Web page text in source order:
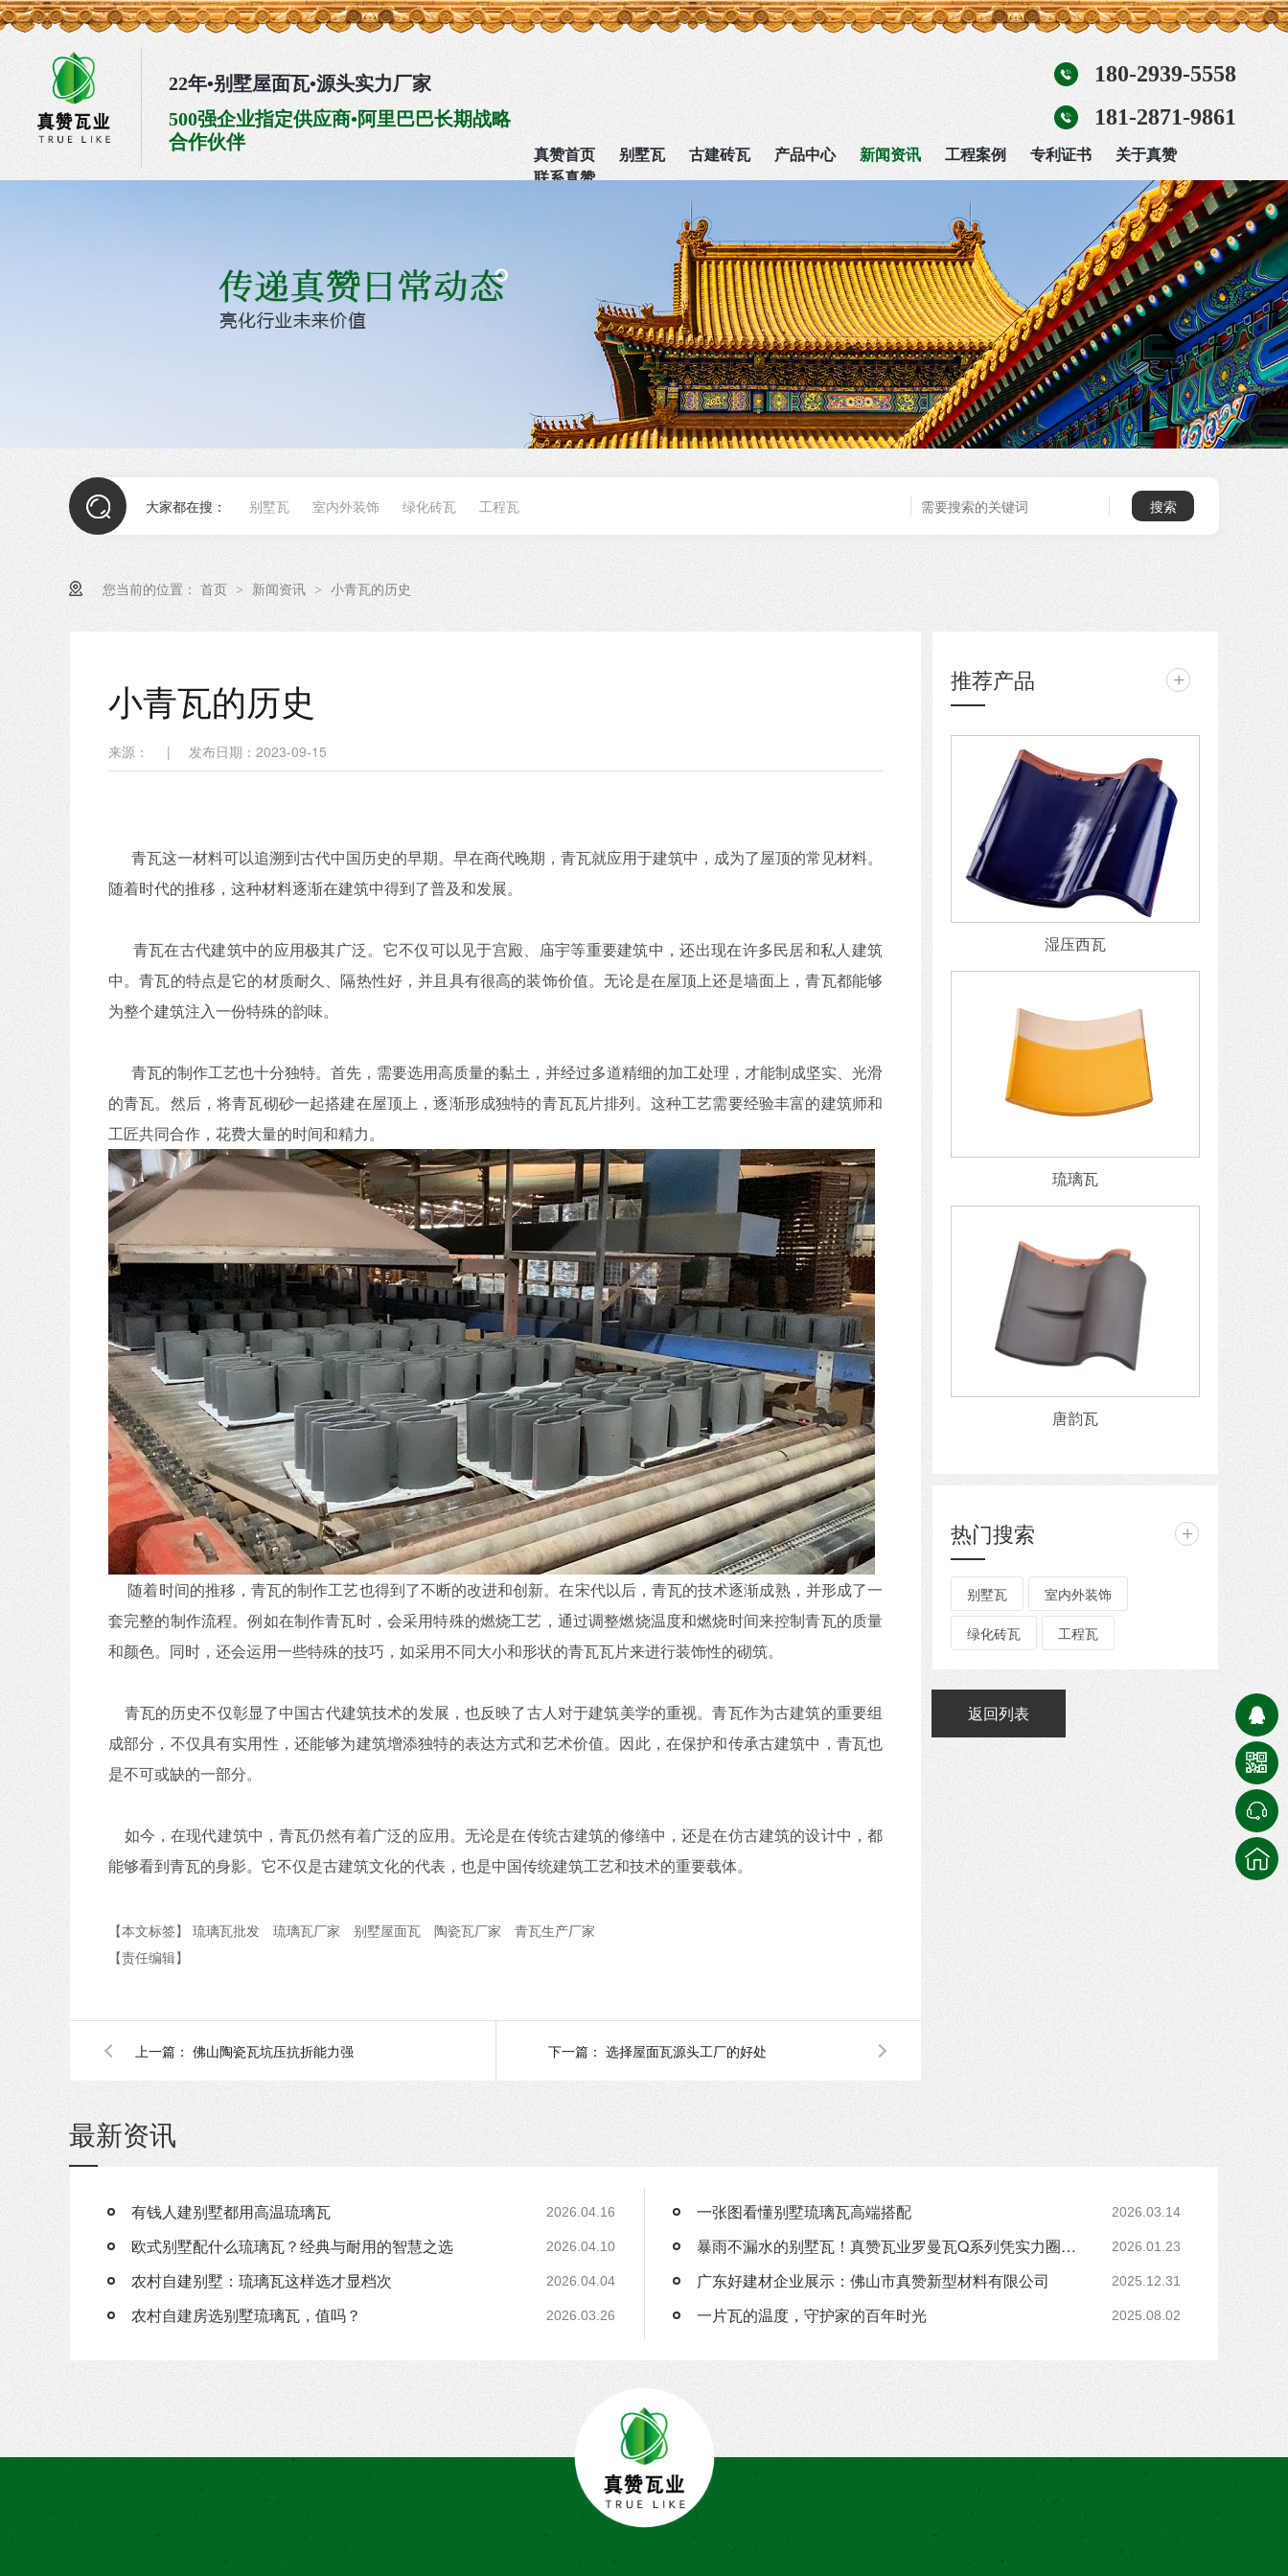
22年•别墅屋面瓦•源头实力厂家
500强企业指定供应商•阿里巴巴长期战略
合作伙伴
180-2939-5558
181-2871-9861
真赞首页 别墅瓦 古建砖瓦 产品中心 新闻资讯 工程案例 专利证书
关于真赞
联系真赞
大家都在搜： 别墅瓦 室内外装饰 绿化砖瓦 工程瓦
您当前的位置： 首页 > 新闻资讯 > 小青瓦的历史
小青瓦的历史
来源： | 发布日期：2023-09-15
青瓦这一材料可以追溯到古代中国历史的早期。早在商代晚期，青瓦就应用于建筑中，成为了屋顶的常见材料。
随着时代的推移，这种材料逐渐在建筑中得到了普及和发展。
青瓦在古代建筑中的应用极其广泛。它不仅可以见于宫殿、庙宇等重要建筑中，还出现在许多民居和私人建筑
中。青瓦的特点是它的材质耐久、隔热性好，并且具有很高的装饰价值。无论是在屋顶上还是墙面上，青瓦都能够
为整个建筑注入一份特殊的韵味。
青瓦的制作工艺也十分独特。首先，需要选用高质量的黏土，并经过多道精细的加工处理，才能制成坚实、光滑
的青瓦。然后，将青瓦砌砂一起搭建在屋顶上，逐渐形成独特的青瓦瓦片排列。这种工艺需要经验丰富的建筑师和
工匠共同合作，花费大量的时间和精力。
随着时间的推移，青瓦的制作工艺也得到了不断的改进和创新。在宋代以后，青瓦的技术逐渐成熟，并形成了一
套完整的制作流程。例如在制作青瓦时，会采用特殊的燃烧工艺，通过调整燃烧温度和燃烧时间来控制青瓦的质量
和颜色。同时，还会运用一些特殊的技巧，如采用不同大小和形状的青瓦瓦片来进行装饰性的砌筑。
青瓦的历史不仅彰显了中国古代建筑技术的发展，也反映了古人对于建筑美学的重视。青瓦作为古建筑的重要组
成部分，不仅具有实用性，还能够为建筑增添独特的表达方式和艺术价值。因此，在保护和传承古建筑中，青瓦也
是不可或缺的一部分。
如今，在现代建筑中，青瓦仍然有着广泛的应用。无论是在传统古建筑的修缮中，还是在仿古建筑的设计中，都
能够看到青瓦的身影。它不仅是古建筑文化的代表，也是中国传统建筑工艺和技术的重要载体。
【本文标签】 琉璃瓦批发 琉璃瓦厂家 别墅屋面瓦 陶瓷瓦厂家
青瓦生产厂家
【责任编辑】
上一篇： 佛山陶瓷瓦坑压抗折能力强 下一篇： 选择屋面瓦源头工厂的好处
推荐产品 +
湿压西瓦
琉璃瓦
唐韵瓦
热门搜索 +
别墅瓦 室内外装饰
绿化砖瓦 工程瓦
返回列表
最新资讯
有钱人建别墅都用高温琉璃瓦 2026.04.16
欧式别墅配什么琉璃瓦？经典与耐用的智慧之选 2026.04.10
农村自建别墅：琉璃瓦这样选才显档次 2026.04.04
农村自建房选别墅琉璃瓦，值吗？ 2026.03.26
一张图看懂别墅琉璃瓦高端搭配 2026.03.14
暴雨不漏水的别墅瓦！真赞瓦业罗曼瓦Q系列凭实力圈粉 25/64 2026.01.23
广东好建材企业展示：佛山市真赞新型材料有限公司 2025.12.31
一片瓦的温度，守护家的百年时光 2025.08.02